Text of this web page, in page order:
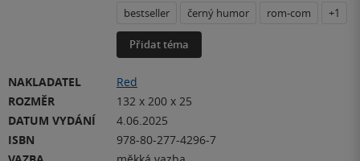
bestseller
černý humor rom-com +1
Přidat téma
NAKLADATEL
Red
ROZMĚR
132 x 200 x 25
DATUM VYDÁNÍ
4.06.2025
ISBN
978-80-277-4296-7